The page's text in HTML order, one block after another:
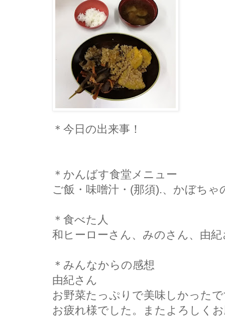
＊今日の出来事！
＊かんばす食堂メニュー
ご飯・味噌汁・(那須).、かぼち
＊食べた人
和ヒーローさん、みのさん、由
＊みんなからの感想
由紀さん
お野菜たっぷりで美味しかった
お疲れ様でした。またよろしく